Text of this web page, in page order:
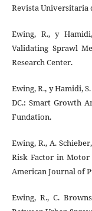
Revista Universitaria
Ewing, R., y
Validating Sprawl
Research Center.
Ewing, R., y Hamidi,
DC.: Smart Growth
Fundation.
Ewing, R., A.
Risk Factor in Motor
American Journal of
Ewing, R., C.